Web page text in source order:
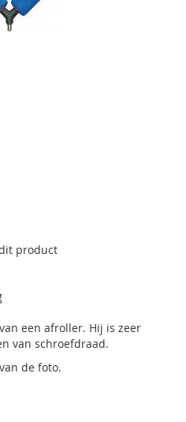
product
een afroller. Hij is zeer
van schroefdraad.
de foto.